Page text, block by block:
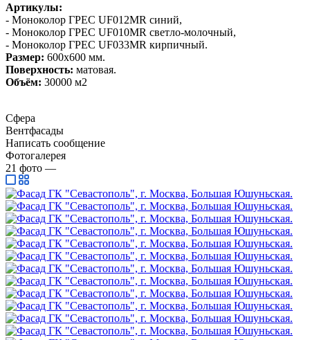
Артикулы:
- Моноколор ГРЕС UF012MR синий,
- Моноколор ГРЕС UF010MR светло-молочный,
- Моноколор ГРЕС UF033MR кирпичный.
Размер: 600х600 мм.
Поверхность: матовая.
Объём: 30000 м2
Сфера
Вентфасады
Написать сообщение
Фотогалерея
21 фото —